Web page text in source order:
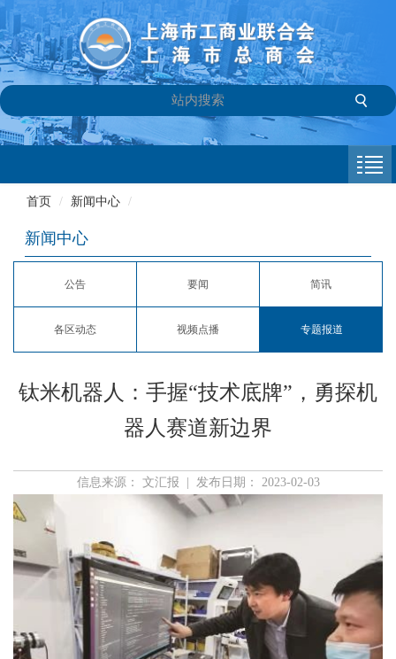
会员专栏
参政议政
信息库
联系我们
首页 / 新闻中心 /
新闻中心
公告 要闻 简讯
各区动态 视频点播 专题报道
钛米机器人：手握“技术底牌”，勇探机
器人赛道新边界
信息来源： 文汇报 | 发布日期： 2023-02-03